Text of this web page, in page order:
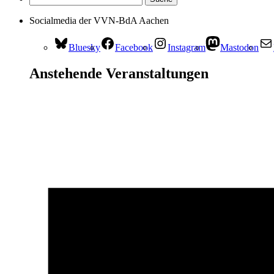
Socialmedia der VVN-BdA Aachen
Bluesky Facebook Instagram Mastodon
Anstehende Veranstaltungen